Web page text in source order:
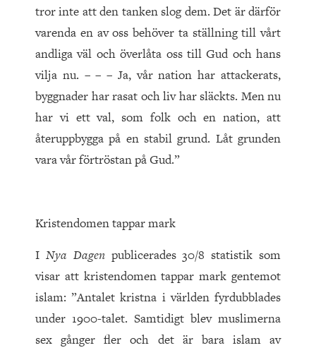
tror inte att den tanken slog dem. Det är därför
varenda en av oss behöver ta ställning till vårt
andliga väl och överlåta oss till Gud och hans
vilja nu. – – – Ja, vår nation har attackerats,
byggnader har rasat och liv har släckts. Men nu
har vi ett val, som folk och en nation, att
återuppbygga på en stabil grund. Låt grunden
vara vår förtröstan på Gud.”
Kristendomen tappar mark
I Nya Dagen publicerades 30/8 statistik som
visar att kristendomen tappar mark gentemot
islam: ”Antalet kristna i världen fyrdubblades
under 1900-talet. Samtidigt blev muslimerna
sex gånger fler och det är bara islam av